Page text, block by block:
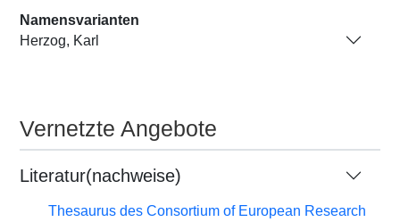
Namensvarianten
Herzog, Karl
Vernetzte Angebote
Literatur(nachweise)
Thesaurus des Consortium of European Research